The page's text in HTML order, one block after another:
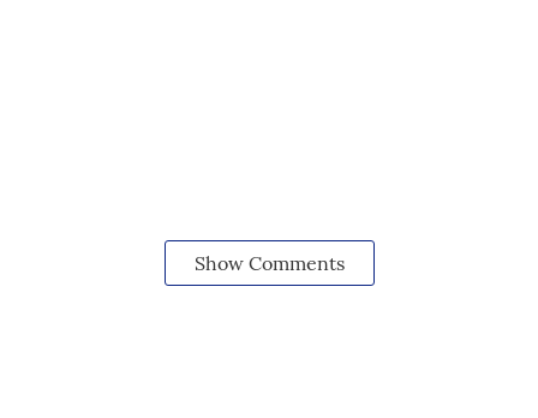
Show Comments